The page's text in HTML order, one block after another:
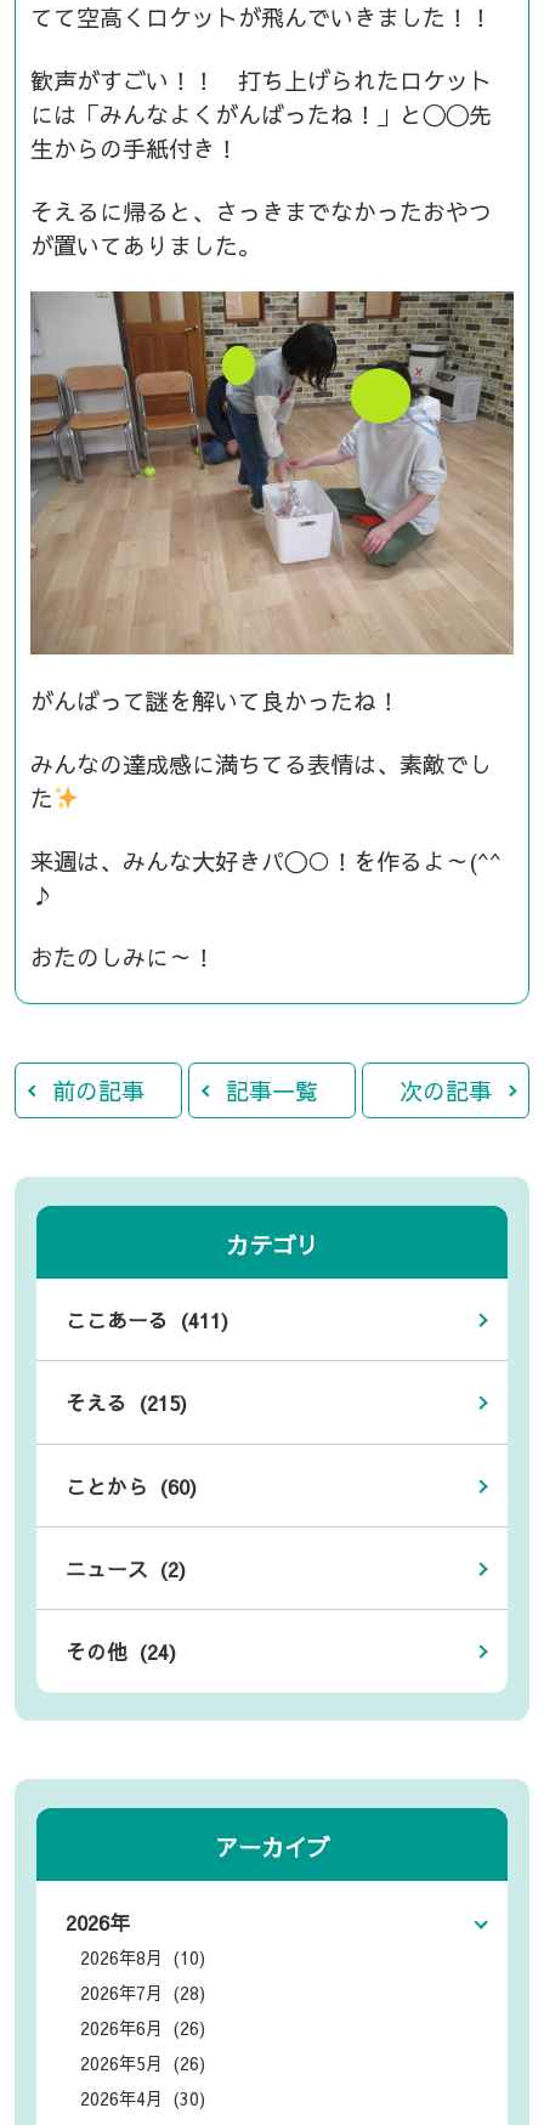
てて空高くロケットが飛んでいきました！！
歓声がすごい！！ 打ち上げられたロケット
には「みんなよくがんばったね！」と〇〇先
生からの手紙付き！
そえるに帰ると、さっきまでなかったおやつ
が置いてありました。
がんばって謎を解いて良かったね！
みんなの達成感に満ちてる表情は、素敵でし
た
来週は、みんな大好きパ〇○！を作るよ～(^^
♪
おたのしみに～！
前の記事 記事一覧 次の記事
カテゴリ
ここあーる (411)
そえる (215)
ことから (60)
ニュース (2)
その他 (24)
アーカイブ
2026年
2026年8月 (10)
2026年7月 (28)
2026年6月 (26)
2026年5月 (26)
2026年4月 (30)